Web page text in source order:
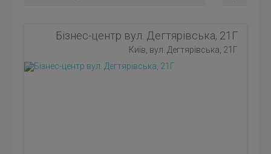
Бізнес-центр вул. Дегтярівська, 21Г
Київ, вул. Дегтярівська, 21Г